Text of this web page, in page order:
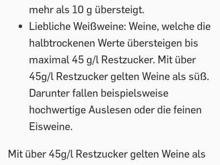
mehr als 10 g übersteigt.
Liebliche Weißweine: Weine, welche die
halbtrockenen Werte übersteigen bis
maximal 45 g/l Restzucker. Mit über
45g/l Restzucker gelten Weine als süß.
Darunter fallen beispielsweise
hochwertige Auslesen oder die feinen
Eisweine.
Mit über 45g/l Restzucker gelten Weine als